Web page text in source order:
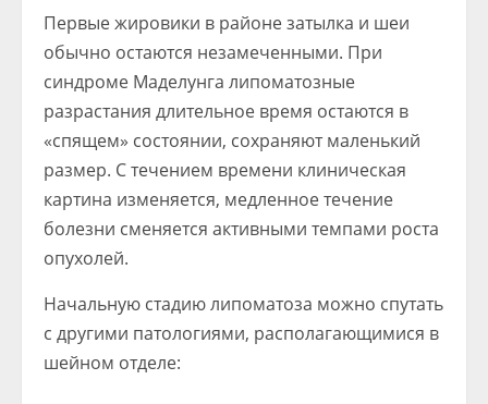
Первые жировики в районе затылка и шеи
обычно остаются незамеченными. При
синдроме Маделунга липоматозные
разрастания длительное время остаются в
«спящем» состоянии, сохраняют маленький
размер. С течением времени клиническая
картина изменяется, медленное течение
болезни сменяется активными темпами роста
опухолей.
Начальную стадию липоматоза можно спутать
с другими патологиями, располагающимися в
шейном отделе: